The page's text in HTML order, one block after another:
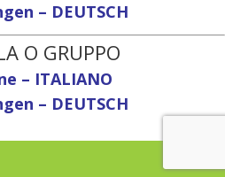
– DEUTSCH
O GRUPPO
– ITALIANO
– DEUTSCH